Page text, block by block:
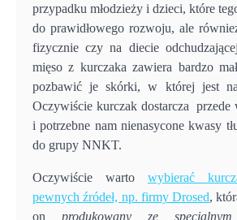
przypadku młodzieży i dzieci, które
do prawidłowego rozwoju, ale
fizycznie czy na diecie
mięso z kurczaka zawiera bardzo
pozbawić je skórki, w której jest
Oczywiście kurczak dostarcza przede
i potrzebne nam nienasycone kwasy
do grupy NNKT.
Oczywiście warto wybierać
pewnych źródeł, np. firmy Drosed,
on produkowany ze specjalnym